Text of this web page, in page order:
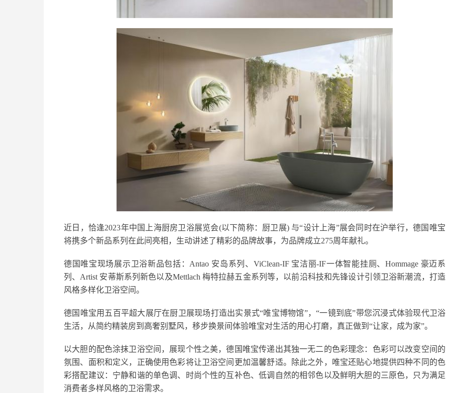
近日，恰逢2023年中国上海厨房卫浴展览会(以下简称：厨卫展) 与“设计上海”展会同时在沪举行，德国唯宝
将携多个新品系列在此间亮相，生动讲述了精彩的品牌故事，为品牌成立275周年献礼。
德国唯宝现场展示卫浴新品包括：Antao 安岛系列、ViClean-IF 宝洁丽-IF一体智能挂厕、Hommage 豪迈系
列、Artist 安蒂斯系列新色以及Mettlach 梅特拉赫五金系列等，以前沿科技和先锋设计引领卫浴新潮流，打造
风格多样化卫浴空间。
德国唯宝用五百平超大展厅在厨卫展现场打造出实景式“唯宝博物馆”，“一镜到底”带您沉浸式体验现代卫浴
生活，从简约精装房到高奢别墅风，移步换景间体验唯宝对生活的用心打磨，真正做到“让家，成为家”。
以大胆的配色涂抹卫浴空间，展现个性之美，德国唯宝传递出其独一无二的色彩理念：色彩可以改变空间的
氛围、面积和定义，正确使用色彩将让卫浴空间更加温馨舒适。除此之外，唯宝还贴心地提供四种不同的色
彩搭配建议：宁静和谐的单色调、时尚个性的互补色、低调自然的相邻色以及鲜明大胆的三原色，只为满足
消费者多样风格的卫浴需求。